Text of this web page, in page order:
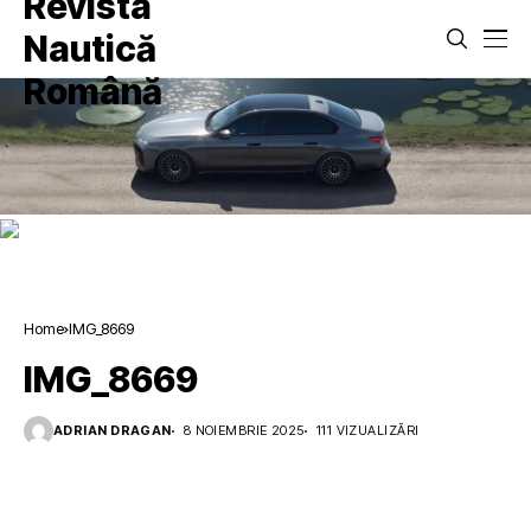
Home IMG_8669
IMG_8669
ADRIAN DRAGAN 8 NOIEMBRIE 2025 111 VIZUALIZĂRI